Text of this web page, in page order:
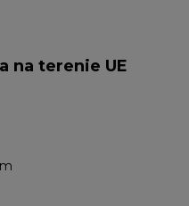
na terenie UE